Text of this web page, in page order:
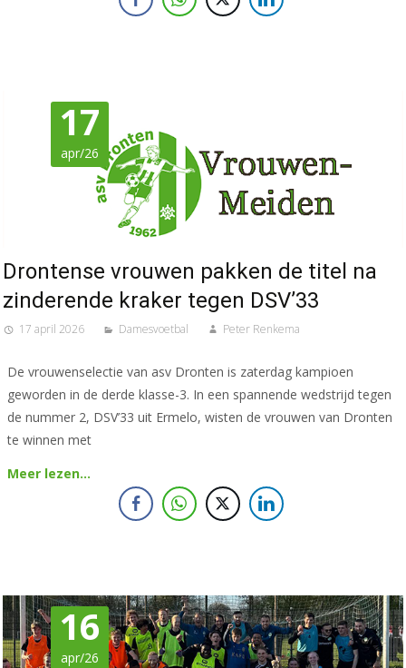
17
apr/26
Drontense vrouwen pakken de titel na
zinderende kraker tegen DSV’33
17 april 2026 Damesvoetbal Peter Renkema
De vrouwenselectie van asv Dronten is zaterdag kampioen
geworden in de derde klasse-3. In een spannende wedstrijd tegen
de nummer 2, DSV’33 uit Ermelo, wisten de vrouwen van Dronten
te winnen met
Meer lezen…
16
apr/26